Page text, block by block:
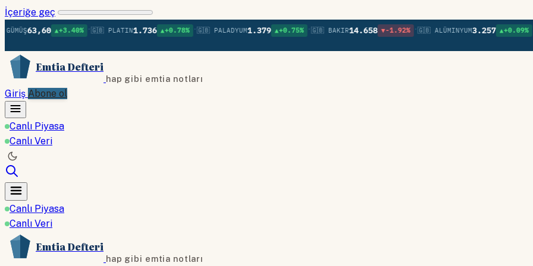
İçeriğe geç
▲+3.40% •🇬🇧 PLATIN1.736 ▲+0.78% •🇬🇧 PALADYUM1.379 ▲+0.75% •🇬🇧 BAKIR14.658 ▼-1.92% •🇬🇧 ALÜMINYUM3.257 ▲+0.09% •🇬🇧
Emtia Defteri
hap gibi emtia notları
Giriş Abone ol
Canlı Piyasa
Canlı Veri
Canlı Piyasa
Canlı Veri
Emtia Defteri
hap gibi emtia notları